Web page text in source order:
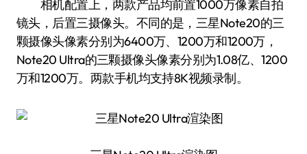
相机配置上，两款产品均前置1000万像素自拍
镜头，后置三摄像头。不同的是，三星Note20的三
颗摄像头像素分别为6400万、1200万和1200万，
Note20 Ultra的三颗摄像头像素分别为1.08亿、1200
万和1200万。两款手机均支持8K视频录制。